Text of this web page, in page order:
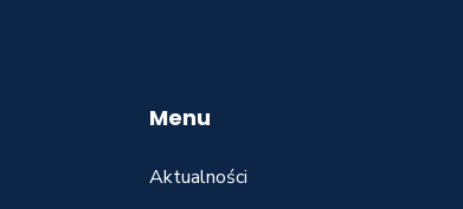
Menu
Aktualności